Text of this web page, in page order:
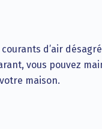
d’air
vous pouvez
maison.